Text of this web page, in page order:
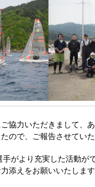
協力いただきまして、
ので、ご報告させてい
がより充実した活動が
添えをお願いいたしま